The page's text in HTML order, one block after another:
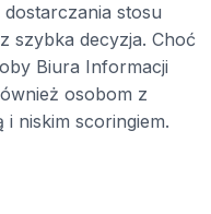
stosu
szybka decyzja. Choć
Biura Informacji
osobom z
niskim scoringiem.